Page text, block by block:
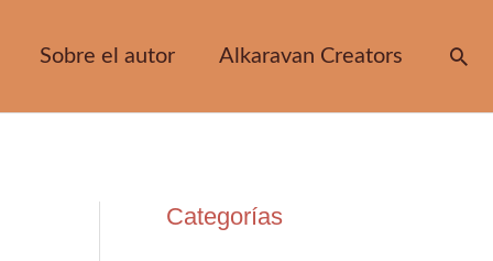
Sobre el autor Alkaravan Creators
Categorías